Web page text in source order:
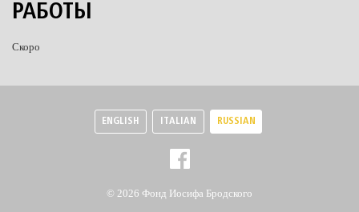
РАБОТЫ
Скоро
ENGLISH ITALIAN RUSSIAN
© 2026 Фонд Иосифа Бродского